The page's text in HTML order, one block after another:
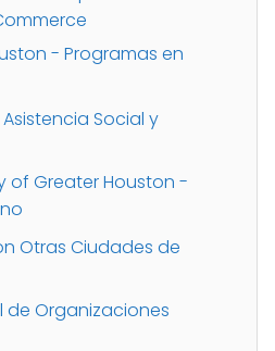
- Programas en
Social y
of Greater Houston -
Otras Ciudades de
de Organizaciones